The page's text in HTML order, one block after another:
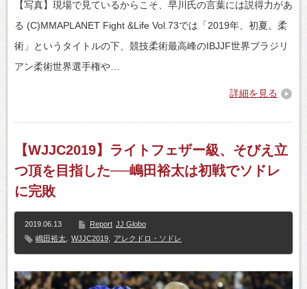
【写真】現場で見ているからこそ、早川氏の言葉には説得力があ
る (C)MMAPLANET Fight &Life Vol.73では「2019年、初夏。柔
術」というタイトルの下、競技柔術最高峰のIBJJF世界ブラジリ
アン柔術世界選手権や…
詳細を見る
【WJJC2019】ライトフェザー級、そびえ立
つ頂を目指した──嶋田裕太は初戦でソドレ
に完敗
2019.06.13 Report JJ Globo
嶋田裕太
WJJC2019 アレクドロ・ソドレ